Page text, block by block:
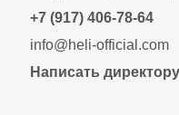
+7 (917) 406-78-64
info@heli-official.com
Написать директору